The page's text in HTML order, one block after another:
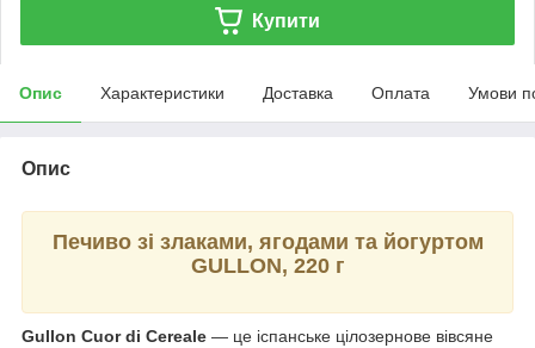
Купити
Опис Характеристики Доставка Оплата Умови
Опис
Печиво зі злаками, ягодами та йогуртом
GULLON, 220 г
Gullon Cuor di Cereale — це іспанське цілозернове вівсяне